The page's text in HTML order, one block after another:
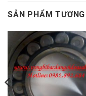
SẢN PHẨM